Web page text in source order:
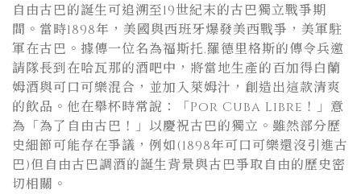
自由古巴的誕生可追溯至19世紀末的古巴獨立戰爭期
間。當時1898年，美國與西班牙爆發美西戰爭，美軍駐
軍在古巴。據傳一位名為福斯托.羅德里格斯的傳令兵邀
請隊長到在哈瓦那的酒吧中，將當地生產的百加得白蘭
姆酒與可口可樂混合，並加入萊姆汁，創造出這款清爽
的飲品。他在舉杯時常說：「Por Cuba Libre！」意
為「為了自由古巴！」以慶祝古巴的獨立。雖然部分歷
史細節可能存在爭議，例如(1898年可口可樂還沒引進古
巴)但自由古巴調酒的誕生背景與古巴爭取自由的歷史密
切相關。